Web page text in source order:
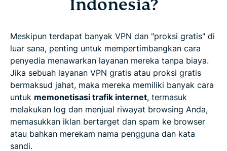
Indonesia?
Meskipun terdapat banyak VPN dan "proksi gratis" di
luar sana, penting untuk mempertimbangkan cara
penyedia menawarkan layanan mereka tanpa biaya.
Jika sebuah layanan VPN gratis atau proksi gratis
bermaksud jahat, maka mereka memiliki banyak cara
untuk memonetisasi trafik internet, termasuk
melakukan log dan menjual riwayat browsing Anda,
memasukkan iklan bertarget dan spam ke browser
atau bahkan merekam nama pengguna dan kata
sandi.